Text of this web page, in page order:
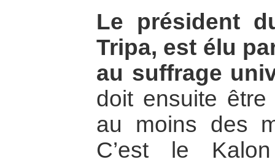
Le président
Tripa, est élu
au suffrage
doit ensuite
au moins des
C’est le